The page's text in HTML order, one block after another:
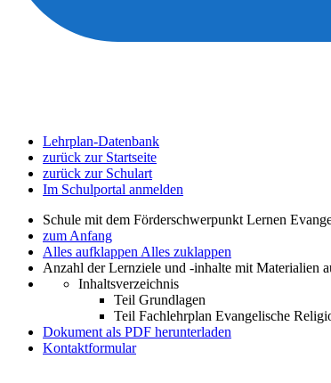
Lehrplan-Datenbank
zurück zur Startseite
zurück zur Schulart
Im Schulportal anmelden
Schule mit dem Förderschwerpunkt Lernen
zum Anfang
Alles aufklappen Alles zuklappen
Anzahl der Lernziele und -inhalte mit Materialien
Inhaltsverzeichnis
Teil Grundlagen
Teil Fachlehrplan Evangelische
Dokument als PDF herunterladen
Kontaktformular